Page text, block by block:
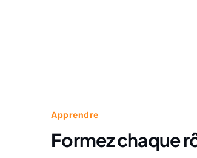
Apprendre
Formez chaque